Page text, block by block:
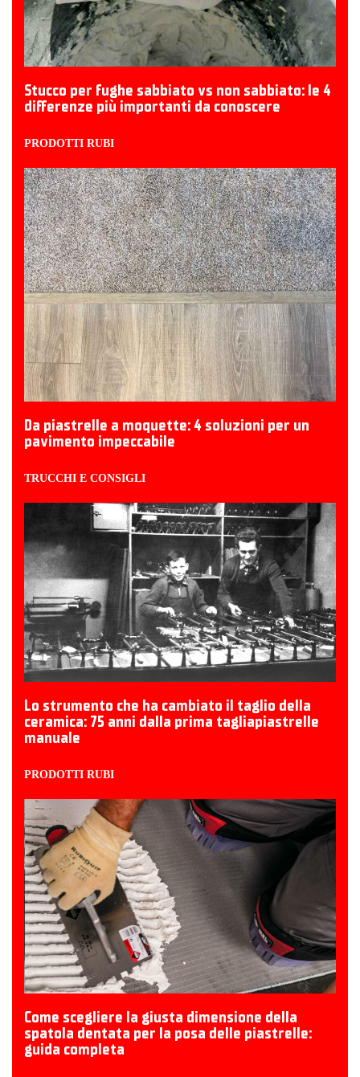
Stucco per fughe sabbiato vs non sabbiato: le 4
differenze più importanti da conoscere
PRODOTTI RUBI
Da piastrelle a moquette: 4 soluzioni per un
pavimento impeccabile
TRUCCHI E CONSIGLI
Lo strumento che ha cambiato il taglio della
ceramica: 75 anni dalla prima tagliapiastrelle
manuale
PRODOTTI RUBI
Come scegliere la giusta dimensione della
spatola dentata per la posa delle piastrelle:
guida completa